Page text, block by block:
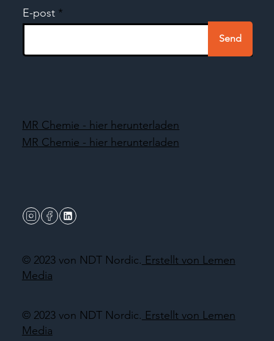
© 2023 von NDT Nordic. Erstellt von Lemen
Media
E-post
Send
© 2023 von NDT Nordic. Erstellt von Lemen
Media
MR Chemie - hier herunterladen
MR Chemie - hier herunterladen